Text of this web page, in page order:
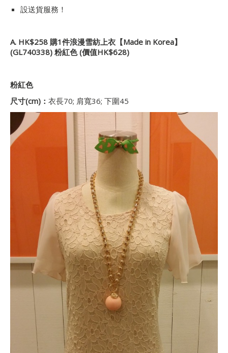
設送貨服務！
A. HK$258 購1件浪漫雪紡上衣【Made in Korea】
(GL740338) 粉紅色 (價值HK$628)
粉紅色
尺寸(cm)： 衣長70; 肩寬36; 下圍45